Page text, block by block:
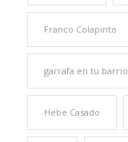
Franco Colapinto
garrafa en tu barrio
Hebe Casado